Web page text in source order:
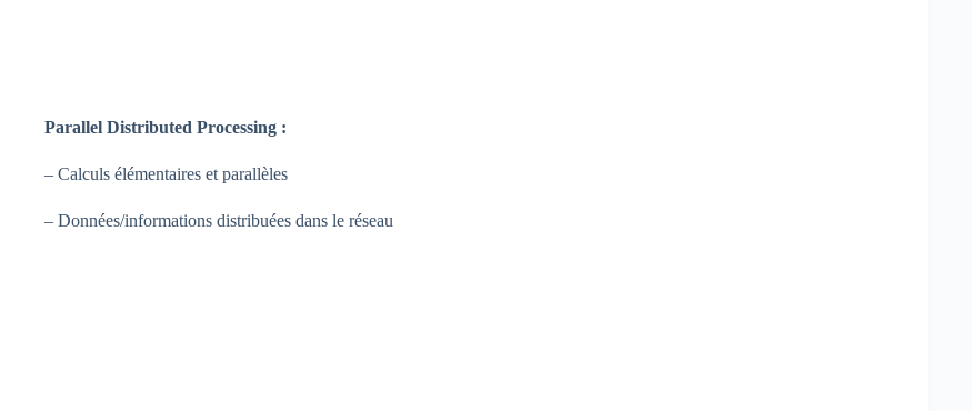
Parallel Distributed Processing :
– Calculs élémentaires et parallèles
– Données/informations distribuées dans le réseau